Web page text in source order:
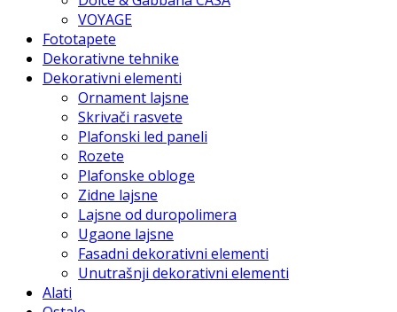
VOYAGE
Fototapete
Dekorativne tehnike
Dekorativni elementi
Ornament lajsne
Skrivači rasvete
Plafonski led paneli
Rozete
Plafonske obloge
Zidne lajsne
Lajsne od duropolimera
Ugaone lajsne
Fasadni dekorativni elementi
Unutrašnji dekorativni elementi
Alati